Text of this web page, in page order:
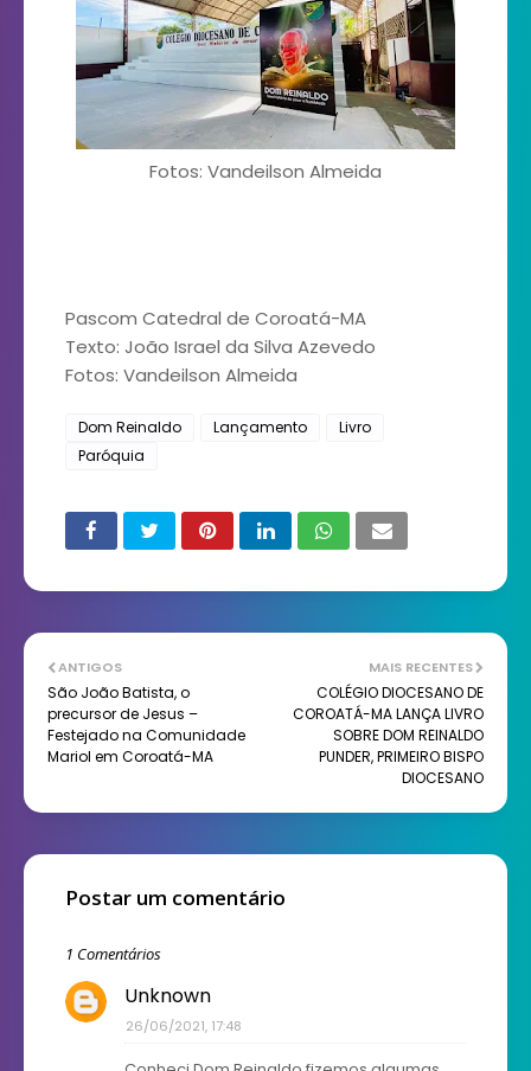
Fotos: Vandeilson Almeida
Pascom Catedral de Coroatá-MA
Texto: João Israel da Silva Azevedo
Fotos: Vandeilson Almeida
Dom Reinaldo Lançamento
Livro
Paróquia
MAIS RECENTES
COLÉGIO DIOCESANO DE
COROATÁ-MA LANÇA LIVRO
SOBRE DOM REINALDO
PUNDER, PRIMEIRO BISPO
DIOCESANO
ANTIGOS
São João Batista, o
precursor de Jesus –
Festejado na Comunidade
Mariol em Coroatá-MA
Postar um comentário
1 Comentários
Unknown
26/06/2021, 17:48